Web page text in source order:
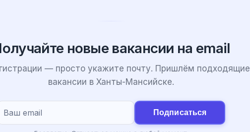
новые вакансии на email
— просто укажите почту. Пришлём подходящие
вакансии в Ханты-Мансийске.
Подписаться